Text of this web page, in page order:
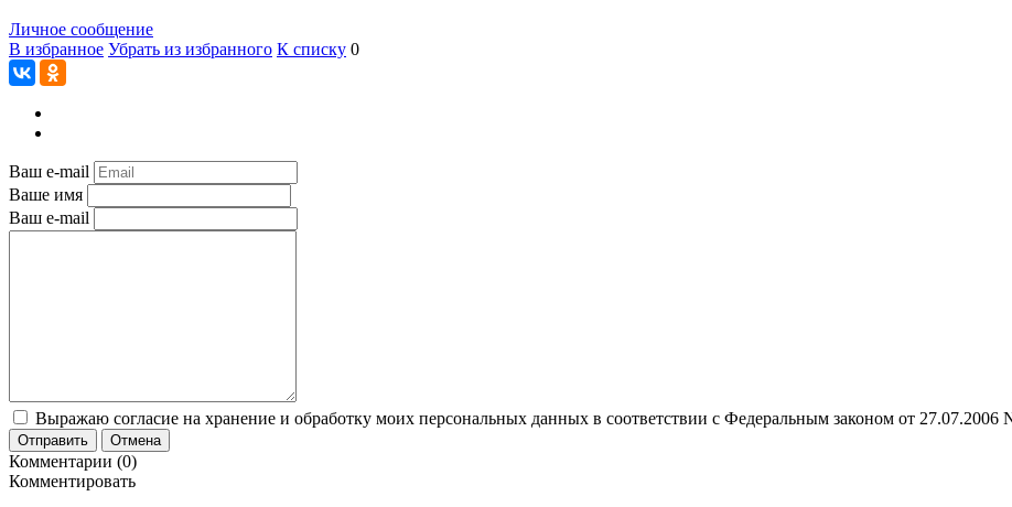
Личное сообщение
В избранное Убрать из избранного К списку 0
Ваш e-mail
Ваше имя
Ваш e-mail
Выражаю согласие на хранение и обработку моих персональных данных в соответствии с Федеральным законом от 27.07.2006
Отправить Отмена
Комментарии (0)
Комментировать